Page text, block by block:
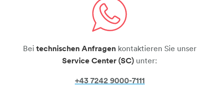
sprechblase-telefonhoerer
Bei technischen Anfragenkontaktieren Sie unser
Service Center (SC) unter:
+43 7242 9000-7111​​​​​​​